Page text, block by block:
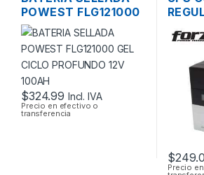
POWEST FLG121000
GEL CICLO
PROFUNDO 12V
100AH
$324.99 Incl. IVA
Precio en efectivo o
transferencia
120V
$
Precio